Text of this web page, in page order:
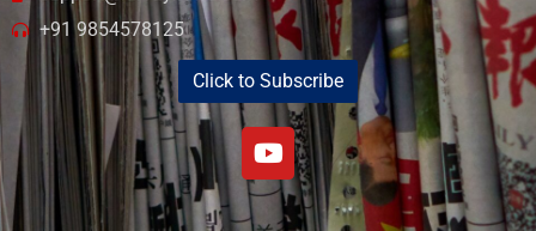
+91 9854578125
Click to Subscribe